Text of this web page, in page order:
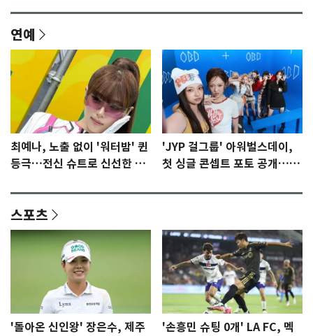
연예
최예나, 노출 없이 '워터밤' 퀸
등극…전신 슈트로 신선한 충
'JYP 걸그룹' 아워벌스데이,
첫 싱글 콘셉트 포토 공개…청
스포츠
'돌아온 신인왕' 장은수, 제주
'손흥민 슈팅 0개' LA FC, 멕